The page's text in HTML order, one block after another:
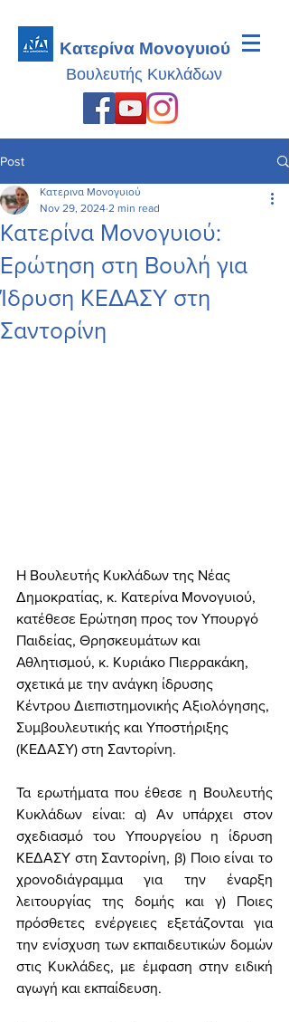
Κατερίνα Μονογυιού
Βουλευτής Κυκλάδων
Post
Κατερίνα Μονογυιού:
Ερώτηση στη Βουλή για
Ίδρυση ΚΕΔΑΣΥ στη
Σαντορίνη
Κατερινα Μονογυιού
Nov 29, 2024 2 min read
Η Βουλευτής Κυκλάδων της Νέας
Δημοκρατίας, κ. Κατερίνα Μονογυιού,
κατέθεσε Ερώτηση προς τον Υπουργό
Παιδείας, Θρησκευμάτων και
Αθλητισμού, κ. Κυριάκο Πιερρακάκη,
σχετικά με την ανάγκη ίδρυσης
Κέντρου Διεπιστημονικής Αξιολόγησης,
Συμβουλευτικής και Υποστήριξης
(ΚΕΔΑΣΥ) στη Σαντορίνη.
Τα ερωτήματα που έθεσε η Βουλευτής
Κυκλάδων είναι: α) Αν υπάρχει στον
σχεδιασμό του Υπουργείου η ίδρυση
ΚΕΔΑΣΥ στη Σαντορίνη, β) Ποιο είναι το
χρονοδιάγραμμα για την έναρξη
λειτουργίας της δομής και γ) Ποιες
πρόσθετες ενέργειες εξετάζονται για
την ενίσχυση των εκπαιδευτικών δομών
στις Κυκλάδες, με έμφαση στην ειδική
αγωγή και εκπαίδευση.